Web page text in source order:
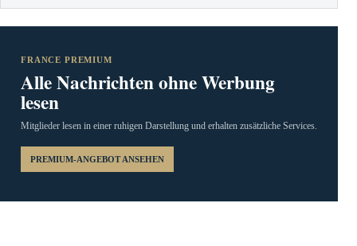
FRANCE PREMIUM
Alle Nachrichten ohne Werbung
lesen
Mitglieder lesen in einer ruhigen Darstellung und erhalten zusätzliche Services.
PREMIUM-ANGEBOT ANSEHEN